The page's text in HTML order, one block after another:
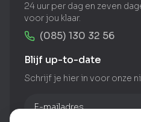
24 uur per dag en zeven
voor jou klaar.
(085) 130 32 56
Blijf up-to-date
Schrijf je hier in voor onze